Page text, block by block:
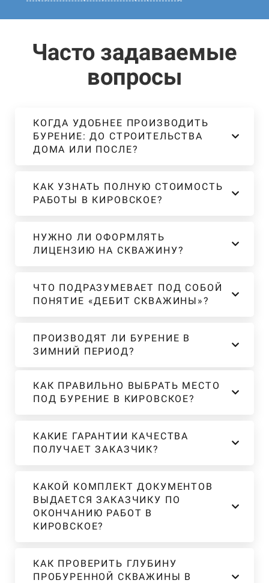
Часто задаваемые
вопросы
КОГДА УДОБНЕЕ ПРОИЗВОДИТЬ
БУРЕНИЕ: ДО СТРОИТЕЛЬСТВА
ДОМА ИЛИ ПОСЛЕ?
КАК УЗНАТЬ ПОЛНУЮ СТОИМОСТЬ
РАБОТЫ В КИРОВСКОЕ?
НУЖНО ЛИ ОФОРМЛЯТЬ
ЛИЦЕНЗИЮ НА СКВАЖИНУ?
ЧТО ПОДРАЗУМЕВАЕТ ПОД СОБОЙ
ПОНЯТИЕ «ДЕБИТ СКВАЖИНЫ»?
ПРОИЗВОДЯТ ЛИ БУРЕНИЕ В
ЗИМНИЙ ПЕРИОД?
КАК ПРАВИЛЬНО ВЫБРАТЬ МЕСТО
ПОД БУРЕНИЕ В КИРОВСКОЕ?
КАКИЕ ГАРАНТИИ КАЧЕСТВА
ПОЛУЧАЕТ ЗАКАЗЧИК?
КАКОЙ КОМПЛЕКТ ДОКУМЕНТОВ
ВЫДАЕТСЯ ЗАКАЗЧИКУ ПО
ОКОНЧАНИЮ РАБОТ В
КИРОВСКОЕ?
КАК ПРОВЕРИТЬ ГЛУБИНУ
ПРОБУРЕННОЙ СКВАЖИНЫ В